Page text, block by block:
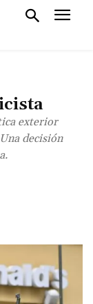
exterior
decisión